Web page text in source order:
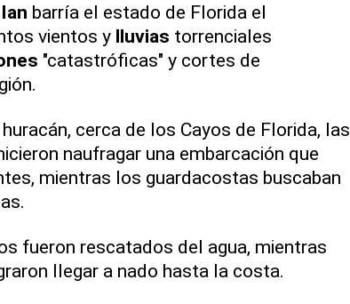
barría el estado de Florida el
vientos y lluvias torrenciales
"catastróficas" y cortes de
cerca de los Cayos de Florida, las
naufragar una embarcación que
mientras los guardacostas buscaban
fueron rescatados del agua, mientras
llegar a nado hasta la costa.